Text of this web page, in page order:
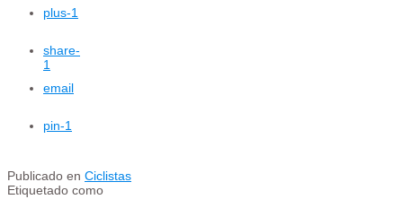
plus-1
share-
1
email
pin-1
Publicado en Ciclistas
Etiquetado como